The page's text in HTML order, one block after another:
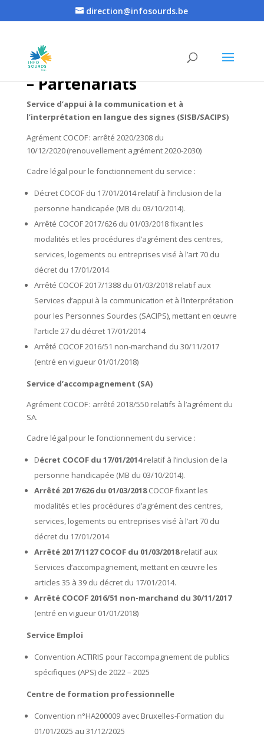
direction@infosourds.be
Agréments – Conventions
– Partenariats
Service d’appui à la communication et à
l’interprétation en langue des signes (SISB/SACIPS)
Agrément COCOF : arrêté 2020/2308 du
10/12/2020 (renouvellement agrément 2020-2030)
Cadre légal pour le fonctionnement du service :
Décret COCOF du 17/01/2014 relatif à l’inclusion de la
personne handicapée (MB du 03/10/2014).
Arrêté COCOF 2017/626 du 01/03/2018 fixant les
modalités et les procédures d’agrément des centres,
services, logements ou entreprises visé à l’art 70 du
décret du 17/01/2014
Arrêté COCOF 2017/1388 du 01/03/2018 relatif aux
Services d’appui à la communication et à l’Interprétation
pour les Personnes Sourdes (SACIPS), mettant en œuvre
l’article 27 du décret 17/01/2014
Arrêté COCOF 2016/51 non-marchand du 30/11/2017
(entré en vigueur 01/01/2018)
Service d’accompagnement (SA)
Agrément COCOF : arrêté 2018/550 relatifs à l’agrément du
SA.
Cadre légal pour le fonctionnement du service :
Décret COCOF du 17/01/2014relatif à l’inclusion de la
personne handicapée (MB du 03/10/2014).
Arrêté 2017/626 du 01/03/2018COCOF fixant les
modalités et les procédures d’agrément des centres,
services, logements ou entreprises visé à l’art 70 du
décret du 17/01/2014
Arrêté 2017/1127 COCOF du 01/03/2018relatif aux
Services d’accompagnement, mettant en œuvre les
articles 35 à 39 du décret du 17/01/2014.
Arrêté COCOF 2016/51 non-marchand du 30/11/2017
(entré en vigueur 01/01/2018)
Service Emploi
Convention ACTIRIS pour l’accompagnement de publics
spécifiques (APS) de 2022 – 2025
Centre de formation professionnelle
Convention n°HA200009 avec Bruxelles-Formation du
01/01/2025 au 31/12/2025